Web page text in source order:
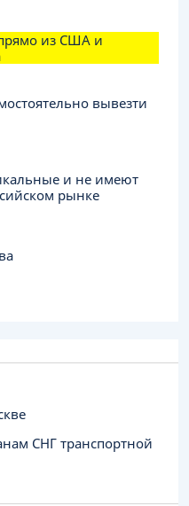
из США и
вывезти
и не имеют
рынке
СНГ транспортной